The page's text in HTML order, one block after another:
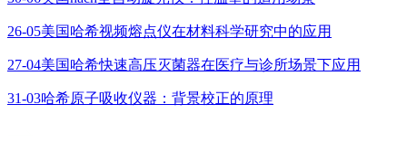
26-05美国哈希视频熔点仪在材料科学研究中的应用
27-04美国哈希快速高压灭菌器在医疗与诊所场景下应用
31-03哈希原子吸收仪器：背景校正的原理